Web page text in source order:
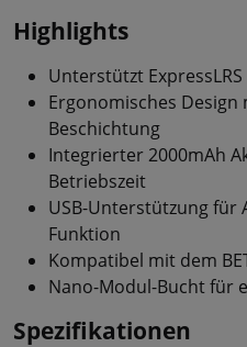
Highlights
Unterstützt
Ergonomisches Design
Beschichtung
Integrierter 2000mAh
Betriebszeit
USB-Unterstützung für
Funktion
Kompatibel mit dem
Nano-Modul-Bucht für
Spezifikationen